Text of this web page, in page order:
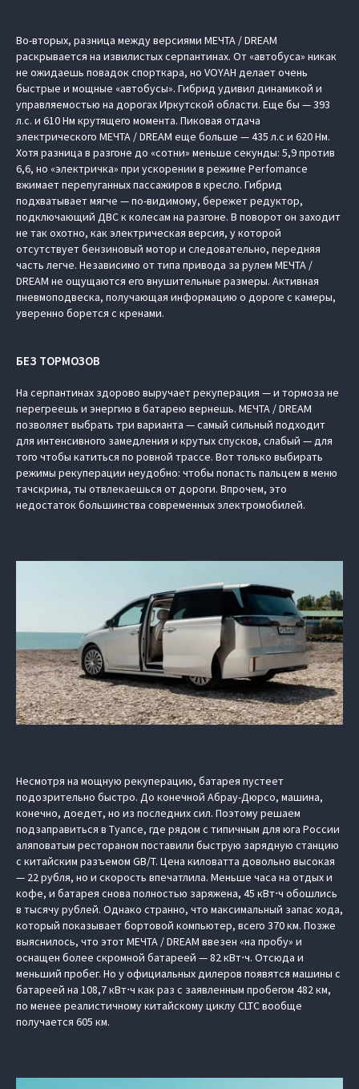
Во-вторых, разница между версиями МЕЧТА / DREAM
раскрывается на извилистых серпантинах. От «автобуса» никак
не ожидаешь повадок спорткара, но VOYAH делает очень
быстрые и мощные «автобусы». Гибрид удивил динамикой и
управляемостью на дорогах Иркутской области. Еще бы — 393
л.с. и 610 Нм крутящего момента. Пиковая отдача
электрического МЕЧТА / DREAM еще больше — 435 л.с и 620 Нм.
Хотя разница в разгоне до «сотни» меньше секунды: 5,9 против
6,6, но «электричка» при ускорении в режиме Perfomance
вжимает перепуганных пассажиров в кресло. Гибрид
подхватывает мягче — по-видимому, бережет редуктор,
подключающий ДВС к колесам на разгоне. В поворот он заходит
не так охотно, как электрическая версия, у которой
отсутствует бензиновый мотор и следовательно, передняя
часть легче. Независимо от типа привода за рулем МЕЧТА /
DREAM не ощущаются его внушительные размеры. Активная
пневмоподвеска, получающая информацию о дороге с камеры,
уверенно борется с кренами.
БЕЗ ТОРМОЗОВ
На серпантинах здорово выручает рекуперация — и тормоза не
перегреешь и энергию в батарею вернешь. МЕЧТА / DREAM
позволяет выбрать три варианта — самый сильный подходит
для интенсивного замедления и крутых спусков, слабый — для
того чтобы катиться по ровной трассе. Вот только выбирать
режимы рекуперации неудобно: чтобы попасть пальцем в меню
тачскрина, ты отвлекаешься от дороги. Впрочем, это
недостаток большинства современных электромобилей.
Несмотря на мощную рекуперацию, батарея пустеет
подозрительно быстро. До конечной Абрау-Дюрсо, машина,
конечно, доедет, но из последних сил. Поэтому решаем
подзаправиться в Туапсе, где рядом с типичным для юга России
аляповатым рестораном поставили быструю зарядную станцию
с китайским разъемом GB/T. Цена киловатта довольно высокая
— 22 рубля, но и скорость впечатлила. Меньше часа на отдых и
кофе, и батарея снова полностью заряжена, 45 кВт⋅ч обошлись
в тысячу рублей. Однако странно, что максимальный запас хода,
который показывает бортовой компьютер, всего 370 км. Позже
выяснилось, что этот МЕЧТА / DREAM ввезен «на пробу» и
оснащен более скромной батареей — 82 кВт⋅ч. Отсюда и
меньший пробег. Но у официальных дилеров появятся машины с
батареей на 108,7 кВт⋅ч как раз с заявленным пробегом 482 км,
по менее реалистичному китайскому циклу CLTC вообще
получается 605 км.